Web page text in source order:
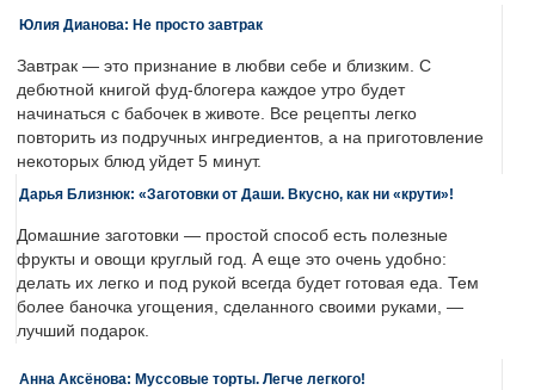
Юлия Дианова: Не просто завтрак
Завтрак — это признание в любви себе и близким. С
дебютной книгой фуд-блогера каждое утро будет
начинаться с бабочек в животе. Все рецепты легко
повторить из подручных ингредиентов, а на приготовление
некоторых блюд уйдет 5 минут.
Дарья Близнюк: «Заготовки от Даши. Вкусно, как ни «крути»!
Домашние заготовки — простой способ есть полезные
фрукты и овощи круглый год. А еще это очень удобно:
делать их легко и под рукой всегда будет готовая еда. Тем
более баночка угощения, сделанного своими руками, —
лучший подарок.
Анна Аксёнова: Муссовые торты. Легче легкого!